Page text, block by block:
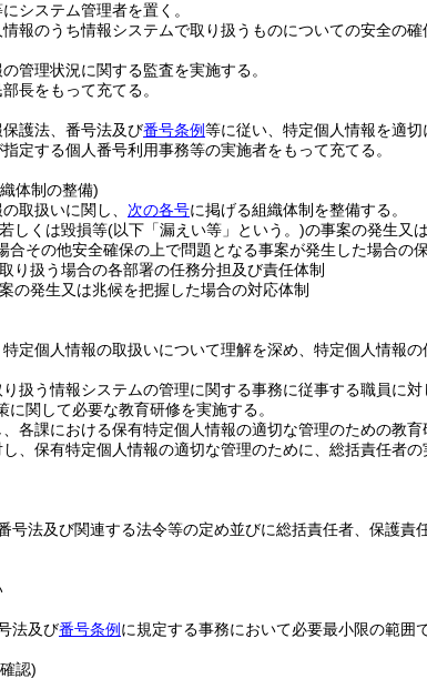
システム管理者を置く。
報のうち情報システムで取り扱うものについての安全の確
管理状況に関する監査を実施する。
長をもって充てる。
護法、番号法及び番号条例等に従い、特定個人情報を適切
定する個人番号利用事務等の実施者をもって充てる。
体制の整備)
取扱いに関し、 次の各号に掲げる組織体制を整備する。
しくは毀損等(以下「漏えい等」という。)の事案の発生又
合その他安全確保の上で問題となる事案が発生した場合の
り扱う場合の各部署の任務分担及び責任体制
の発生又は兆候を把握した場合の対応体制
定個人情報の取扱いについて理解を深め、特定個人情報
扱う情報システムの管理に関する事務に従事する職員に
関して必要な教育研修を実施する。
各課における保有特定個人情報の適切な管理のための教育
、保有特定個人情報の適切な管理のために、総括責任者
号法及び関連する法令等の定め並びに総括責任者、保護
法及び番号条例 に規定する事務において必要最小限の範囲
認)